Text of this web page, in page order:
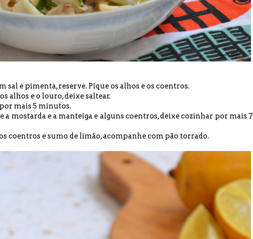
sal e pimenta, reserve. Pique os alhos e os coentros.
alhos e o louro, deixe saltear.
mais 5 minutos.
mostarda e a manteiga e alguns coentros, deixe cozinhar por mais 7
coentros e sumo de limão, acompanhe com pão torrado.